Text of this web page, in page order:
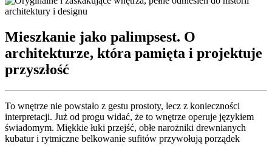
Mieszkanie jako palimpsest. O
architekturze, która pamięta i projektuje
przyszłość
To wnętrze nie powstało z gestu prostoty, lecz z konieczności
interpretacji. Już od progu widać, że to wnętrze operuje językiem
świadomym. Miękkie łuki przejść, obłe narożniki drewnianych
kubatur i rytmiczne belkowanie sufitów przywołują porządek